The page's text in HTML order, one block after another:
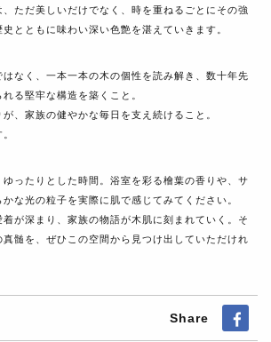
ただ美しいだけでなく、時を重ねるごとにその強
とともに味わい深い色艶を湛えていきます。
なく、一本一本の木の個性を読み解き、数十年先
る堅牢な構造を築くこと。
、家族の健やかな毎日を支え続けること。
ったりとした時間。浴室を彩る檜葉の香りや、サ
な光の粒子を実際に肌で感じてみてください。
が深まり、家族の物語が木肌に刻まれていく。そ
髄を、ぜひこの空間から見つけ出していただけれ
Share